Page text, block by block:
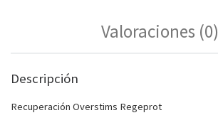
Valoraciones (0)
Descripción
Recuperación Overstims Regeprot